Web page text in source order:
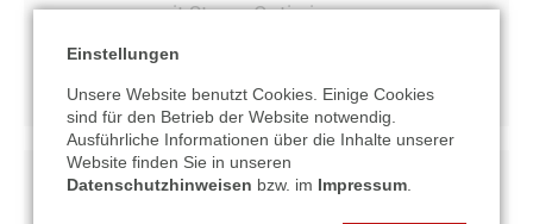
mit Steuer-Optimierung...
Einstellungen
Unsere Website benutzt Cookies. Einige Cookies
sind für den Betrieb der Website notwendig.
Ausführliche Informationen über die Inhalte unserer
Website finden Sie in unseren
Datenschutzhinweisen bzw. im Impressum